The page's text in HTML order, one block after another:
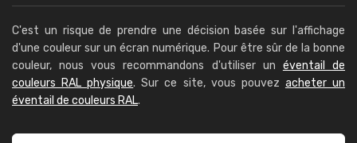
C'est un risque de prendre une décision basée sur l'affichage
d'une couleur sur un écran numérique. Pour être sûr de la bonne
couleur, nous vous recommandons d'utiliser un éventail de
couleurs RAL physique. Sur ce site, vous pouvez acheter un
éventail de couleurs RAL.